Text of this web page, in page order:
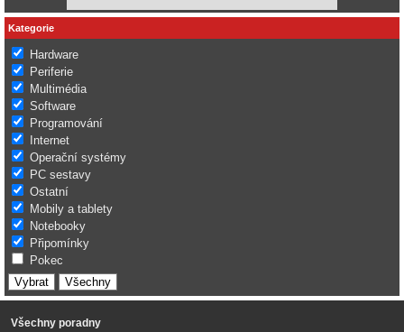
Kategorie
Hardware
Periferie
Multimédia
Software
Programování
Internet
Operační systémy
PC sestavy
Ostatní
Mobily a tablety
Notebooky
Připomínky
Pokec
Všechny poradny